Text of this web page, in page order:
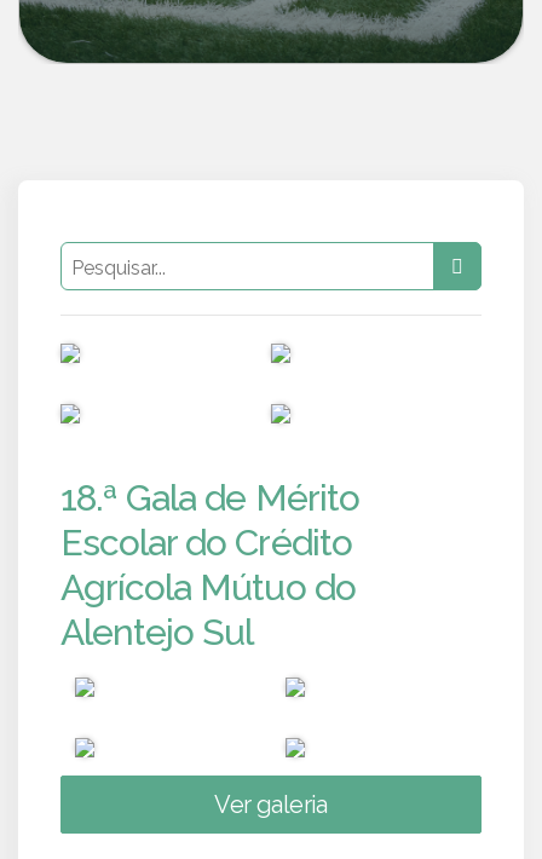
18.ª Gala de Mérito
Escolar do Crédito
Agrícola Mútuo do
Alentejo Sul
Ver galeria